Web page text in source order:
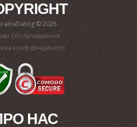
© 2026
Обслуговування
конфіденційності
НАС